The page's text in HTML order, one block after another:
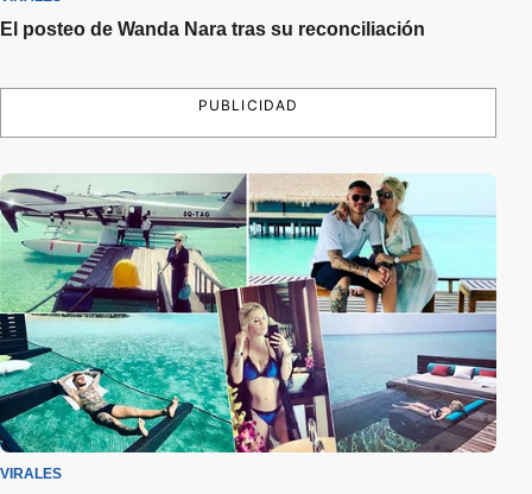
El posteo de Wanda Nara tras su reconciliación
PUBLICIDAD
VIRALES